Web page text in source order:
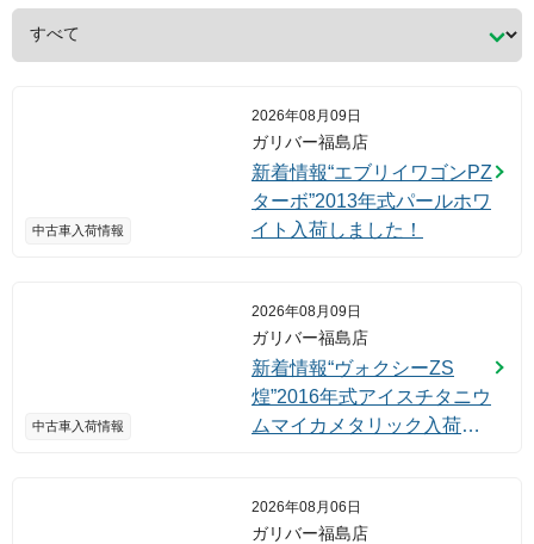
中古車入荷情報
2026年08月09日
ガリバー福島店
新着情報“エブリイワゴンPZ
ターボ”2013年式パールホワ
イト入荷しました！
中古車入荷情報
2026年08月09日
ガリバー福島店
新着情報“ヴォクシーZS
煌”2016年式アイスチタニウ
ムマイカメタリック入荷し
2026年08月06日
ガリバー福島店